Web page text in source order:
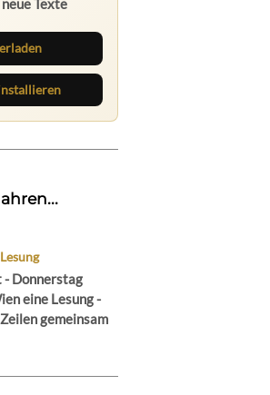
Texte
Donnerstag
eine Lesung -
gemeinsam